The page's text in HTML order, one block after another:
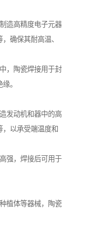
造高精度电子元器
确保其耐高温、
，陶瓷焊接用于封
。
发动机和器中的高
以承受端温度和
强，焊接后可用于
植体等器械，陶瓷